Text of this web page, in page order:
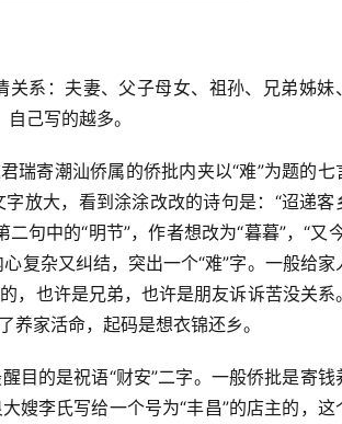
系：夫妻、父子母女、祖孙、兄弟姊妹
己写的越多。
瑞寄潮汕侨属的侨批内夹以“难”为题的七
放大，看到涂涂改改的诗句是：“迢递客
句中的“明节”，作者想改为“暮暮”，“又
复杂又纠结，突出一个“难”字。一般给家
，也许是兄弟，也许是朋友诉诉苦没关系
家活命，起码是想衣锦还乡。
目的是祝语“财安”二字。一般侨批是寄钱
嫂李氏写给一个号为“丰昌”的店主的，这